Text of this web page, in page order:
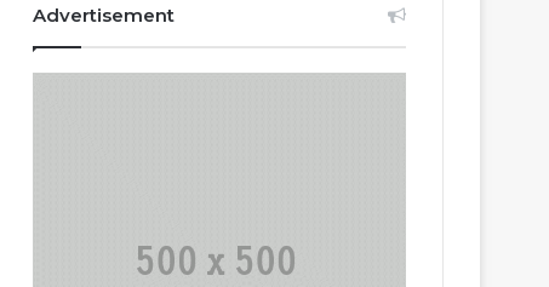
Advertisement